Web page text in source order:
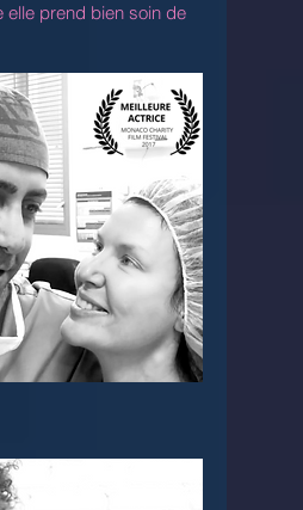
elle prend bien soin de